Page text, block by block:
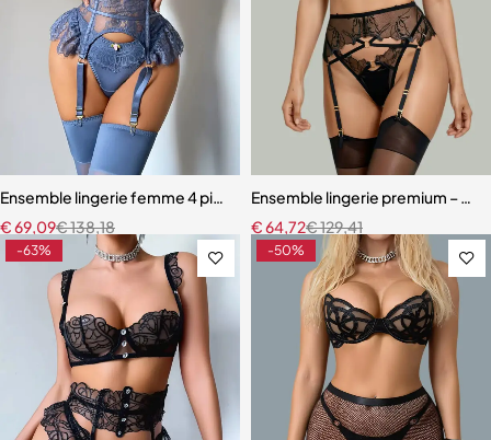
Ensemble lingerie femme 4 pièces – Satin bleu ardoise et dentelle à
€138,18
€69,09
Ensemble lingerie premium –
€129,41
€64,72
-63% -50%